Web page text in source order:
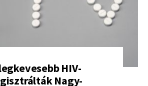
HIV-
Nagy-